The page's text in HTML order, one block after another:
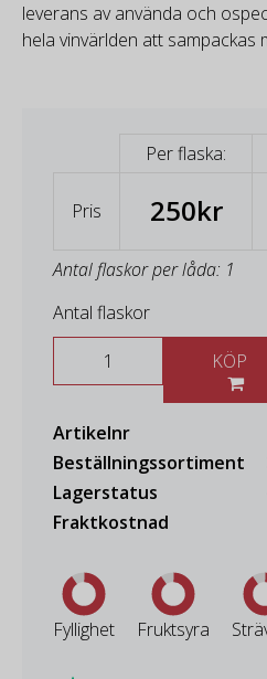
leverans av använda och
hela vinvärlden att sampackas
Per flaska:
Pris 250kr
Antal flaskor per låda: 1
Antal flaskor
Artikelnr
Beställningssortiment
Lagerstatus
Fraktkostnad
Fyllighet Fruktsyra